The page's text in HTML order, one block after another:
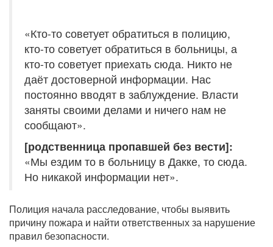
«Кто-то советует обратиться в полицию,
кто-то советует обратиться в больницы, а
кто-то советует приехать сюда. Никто не
даёт достоверной информации. Нас
постоянно вводят в заблуждение. Власти
заняты своими делами и ничего нам не
сообщают».
[родственница пропавшей без вести]:
«Мы ездим то в больницу в Дакке, то сюда.
Но никакой информации нет».
Полиция начала расследование, чтобы выявить
причину пожара и найти ответственных за нарушение
правил безопасности.